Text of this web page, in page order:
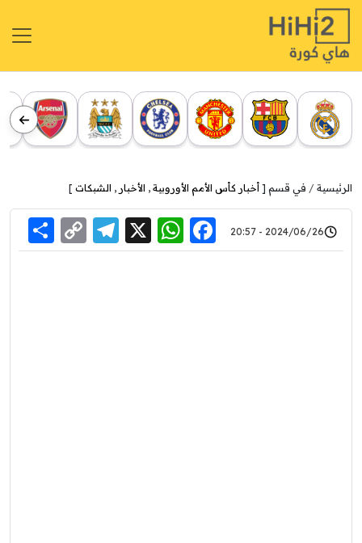
الرئيسية في قسم [ أخبار كأس الأمم الأوروبية , الأخبار , الشبكات ]
2024/06/26 - 20:57
Facebook
WhatsApp
X
Link